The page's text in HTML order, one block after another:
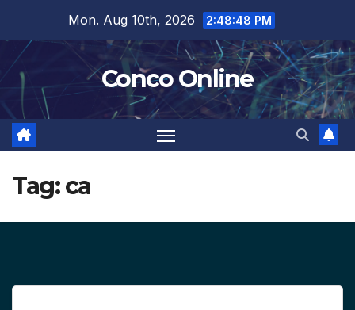
content
Mon. Aug 10th, 2026 2:48:48 PM
Conco Online
Tag:ca